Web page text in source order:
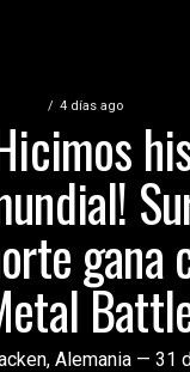
4 días ago
gana
Alemania — 31